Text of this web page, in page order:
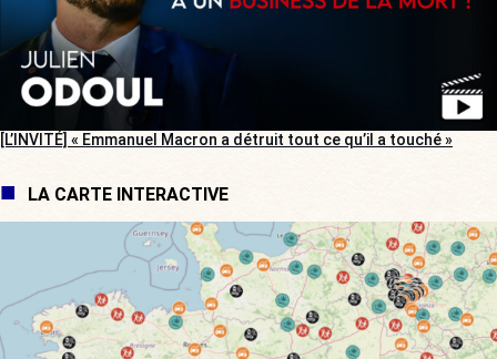
[L’INVITÉ] « Emmanuel Macron a détruit tout ce qu’il a touché »
LA CARTE INTERACTIVE